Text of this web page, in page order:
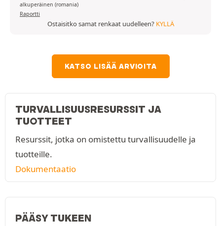
alkuperäinen (romania)
Raportti
Ostaisitko samat renkaat uudelleen? KYLLÄ
KATSO LISÄÄ ARVIOITA
TURVALLISUUSRESURSSIT JA
TUOTTEET
Resurssit, jotka on omistettu turvallisuudelle ja
tuotteille.
Dokumentaatio
PÄÄSY TUKEEN